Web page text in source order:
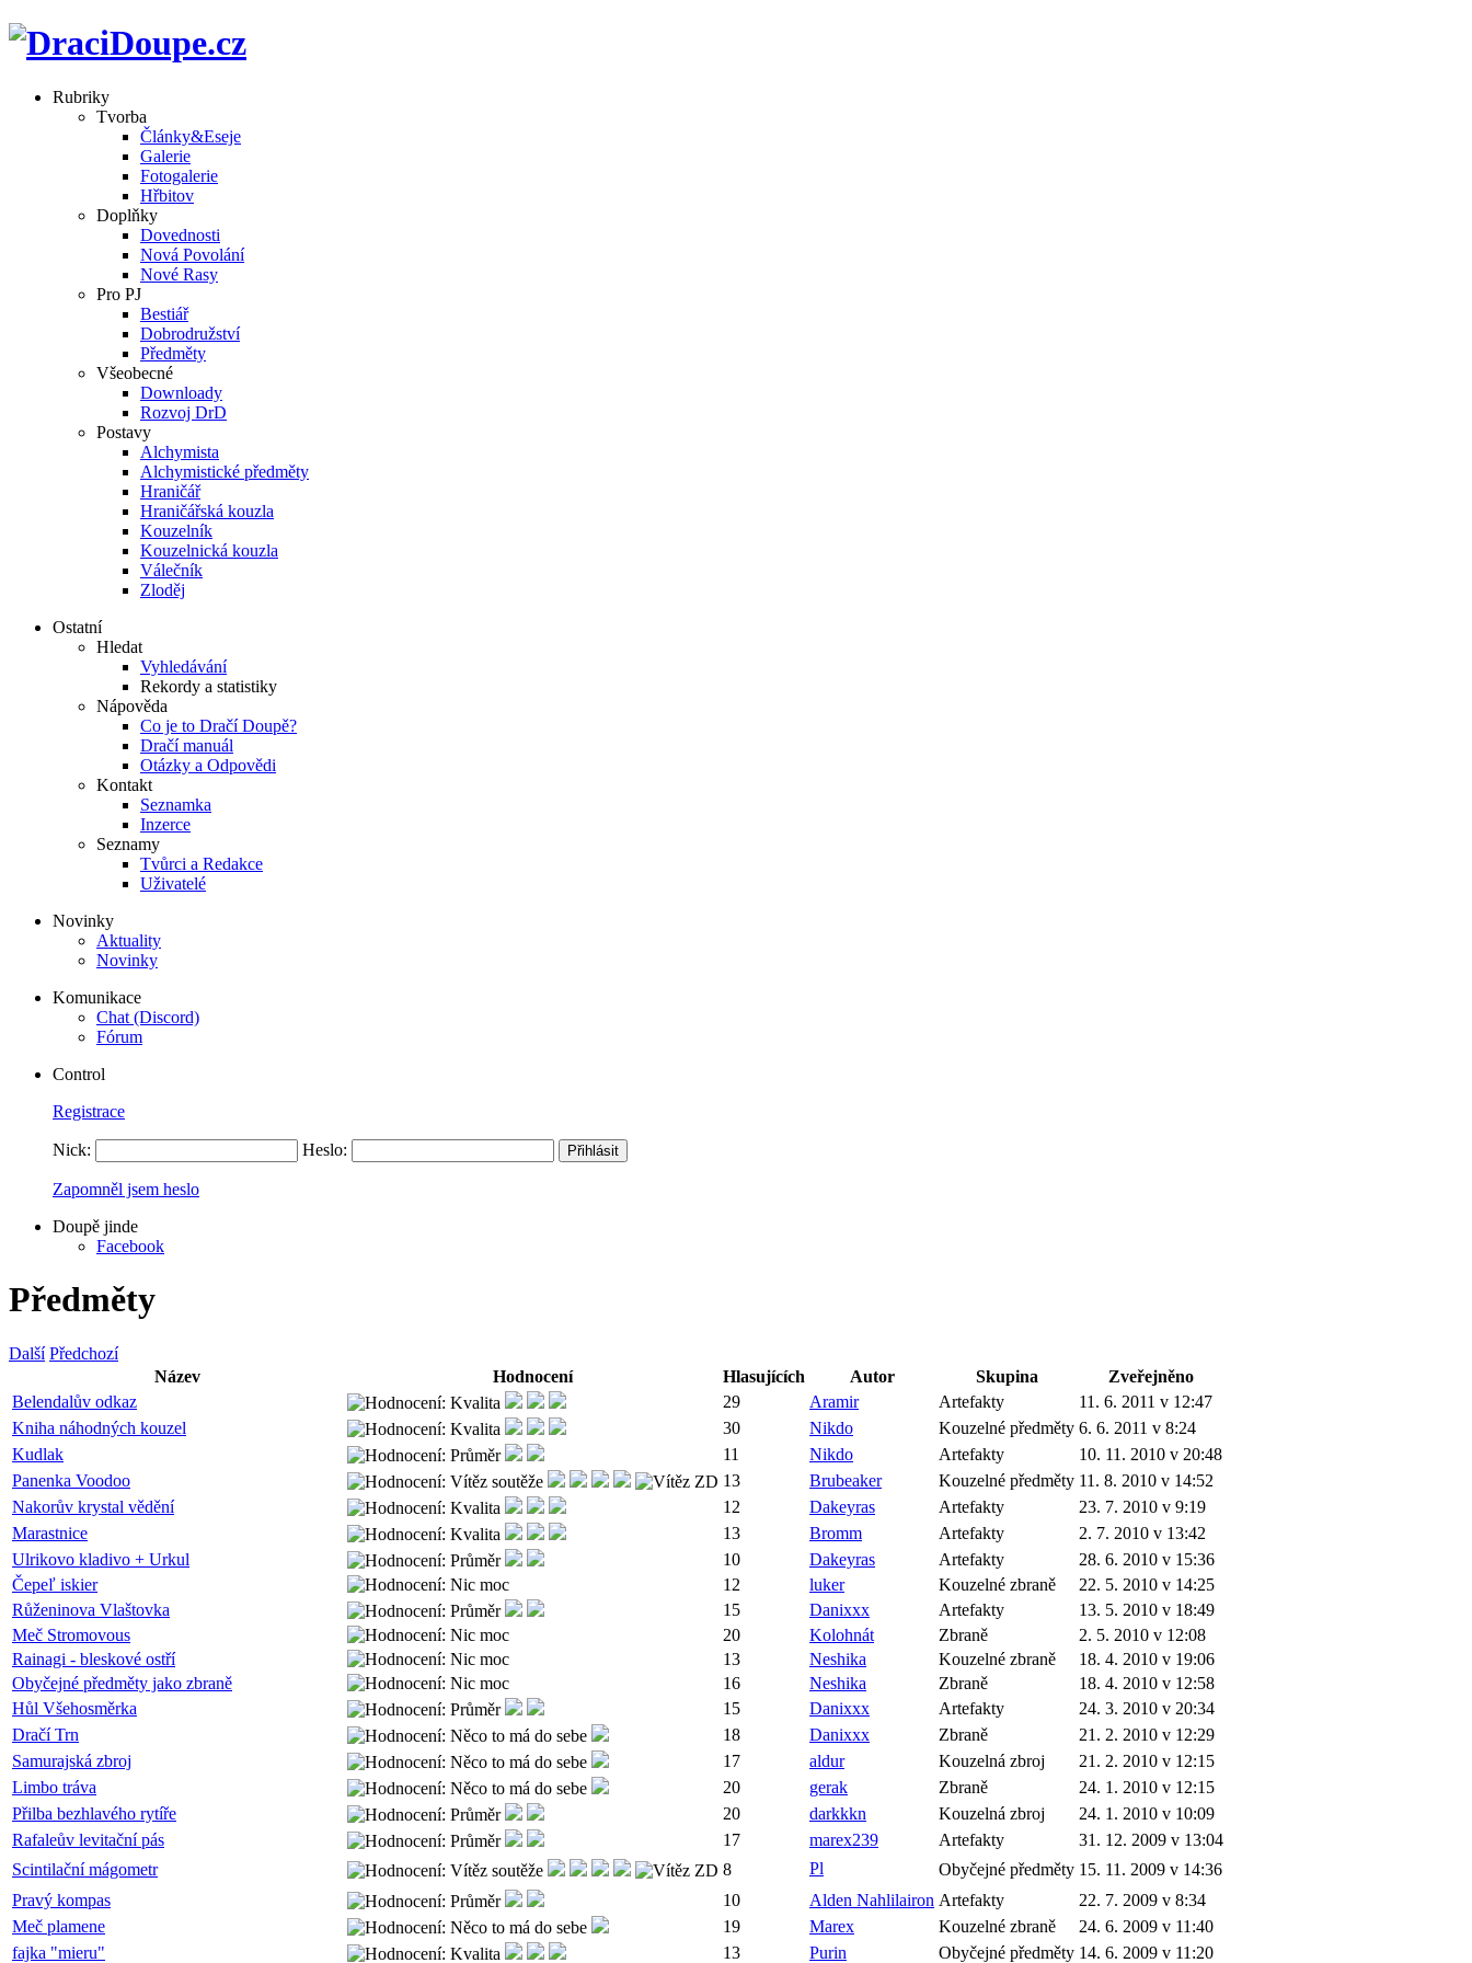
Rubriky
Tvorba
Články&Eseje
Galerie
Fotogalerie
Hřbitov
Doplňky
Dovednosti
Nová Povolání
Nové Rasy
Pro PJ
Bestiář
Dobrodružství
Předměty
Všeobecné
Downloady
Rozvoj DrD
Postavy
Alchymista
Alchymistické předměty
Hraničář
Hraničářská kouzla
Kouzelník
Kouzelnická kouzla
Válečník
Zloděj
Ostatní
Hledat
Vyhledávání
Rekordy a statistiky
Nápověda
Co je to Dračí Doupě?
Dračí manuál
Otázky a Odpovědi
Kontakt
Seznamka
Inzerce
Seznamy
Tvůrci a Redakce
Uživatelé
Novinky
Aktuality
Novinky
Komunikace
Chat (Discord)
Fórum
Control
Registrace
Nick: Heslo:
Zapomněl jsem heslo
Doupě jinde
Facebook
Předměty
Další Předchozí
Název
Hodnocení Hlasujících Autor Skupina
Zveřejněno
Belendalův odkaz
29 Aramir Artefakty
11. 6. 2011 v 12:47
Kniha náhodných kouzel
30 Nikdo Kouzelné předměty 6. 6. 2011 v 8:24
Kudlak
11 Nikdo Artefakty
10. 11. 2010 v 20:48
Panenka Voodoo
13 Brubeaker Kouzelné předměty 11. 8. 2010 v 14:52
Nakorův krystal vědění
12 Dakeyras Artefakty
23. 7. 2010 v 9:19
Marastnice
13 Bromm Artefakty
2. 7. 2010 v 13:42
Ulrikovo kladivo + Urkul
10 Dakeyras Artefakty
28. 6. 2010 v 15:36
Čepeľ iskier
12 luker Kouzelné zbraně
22. 5. 2010 v 14:25
Růženinova Vlaštovka
15 Danixxx Artefakty
13. 5. 2010 v 18:49
Meč Stromovous
20 Kolohnát Zbraně
2. 5. 2010 v 12:08
Rainagi - bleskové ostří
13 Neshika Kouzelné zbraně
18. 4. 2010 v 19:06
Obyčejné předměty jako zbraně
16 Neshika Zbraně
18. 4. 2010 v 12:58
Hůl Všehosměrka
15 Danixxx Artefakty
24. 3. 2010 v 20:34
Dračí Trn
18 Danixxx Zbraně
21. 2. 2010 v 12:29
Samurajská zbroj
17 aldur Kouzelná zbroj
21. 2. 2010 v 12:15
Limbo tráva
20 gerak Zbraně
24. 1. 2010 v 12:15
Přilba bezhlavého rytíře
20 darkkkn Kouzelná zbroj
24. 1. 2010 v 10:09
Rafaleův levitační pás
17 marex239 Artefakty
31. 12. 2009 v 13:04
Scintilační mágometr
8 Pl Obyčejné předměty 15. 11. 2009 v 14:36
Pravý kompas
10 Alden Nahlilairon Artefakty
22. 7. 2009 v 8:34
Meč plamene
19 Marex Kouzelné zbraně
24. 6. 2009 v 11:40
fajka "mieru"
13 Purin Obyčejné předměty 14. 6. 2009 v 11:20